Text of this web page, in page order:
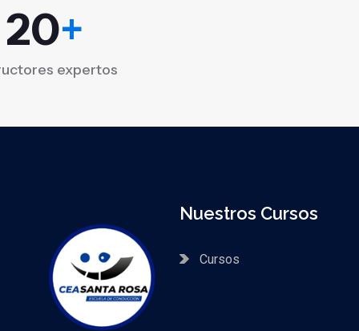
20+
expertos
Nuestros Cursos
Cursos